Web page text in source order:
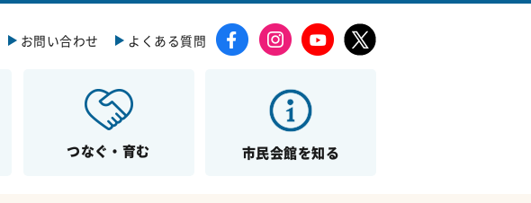
つなぐ・育む 市民会館を知る
お問い合わせ よくある質問